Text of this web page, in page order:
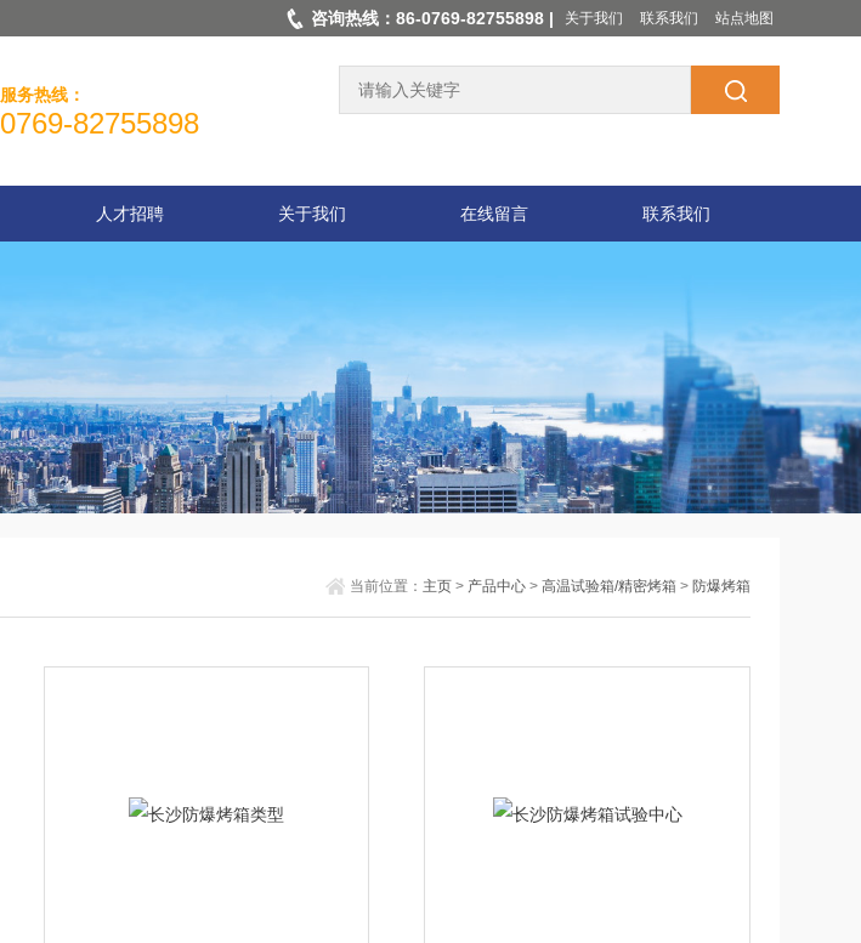
咨询热线：86-0769-82755898 | 关于我们 联系我们 站点地图
服务热线：
0769-82755898
人才招聘 关于我们 在线留言 联系我们
当前位置： 主页 > 产品中心 >高温试验箱/精密烤箱 > 防爆烤箱